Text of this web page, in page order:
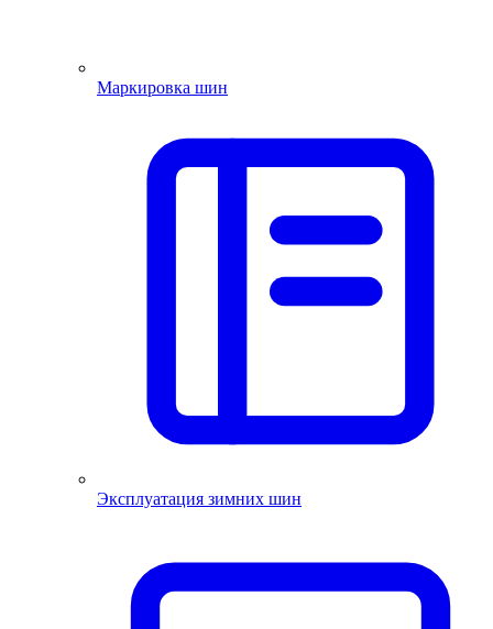
Маркировка шин
Эксплуатация зимних шин